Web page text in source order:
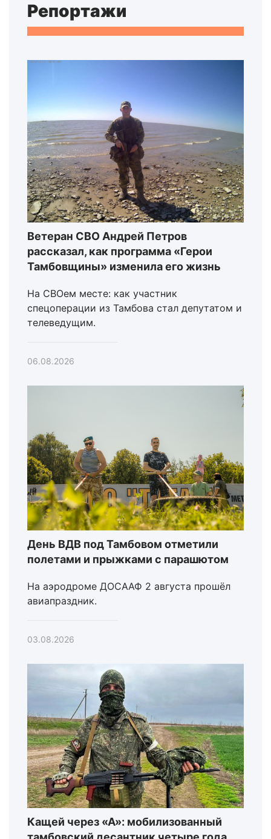
Репортажи
Ветеран СВО Андрей Петров
рассказал, как программа «Герои
Тамбовщины» изменила его жизнь
На СВОем месте: как участник
спецоперации из Тамбова стал депутатом и
телеведущим.
06.08.2026
День ВДВ под Тамбовом отметили
полетами и прыжками с парашютом
На аэродроме ДОСААФ 2 августа прошёл
авиапраздник.
03.08.2026
Кащей через «А»: мобилизованный